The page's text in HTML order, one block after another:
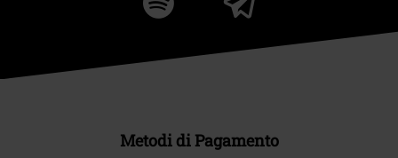
Metodi di Pagamento